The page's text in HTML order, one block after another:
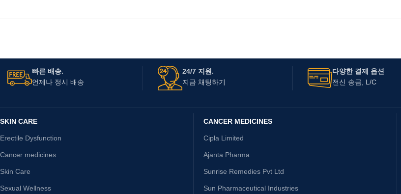
빠른 배송.
언제나 정시 배송
24/7 지원.
지금 채팅하기
다양한 결제 옵션
전신 송금, L/C
SKIN CARE
Erectile Dysfunction
Cancer medicines
Skin Care
Sexual Wellness
CANCER MEDICINES
Cipla Limited
Ajanta Pharma
Sunrise Remedies Pvt Ltd
Sun Pharmaceutical Industries